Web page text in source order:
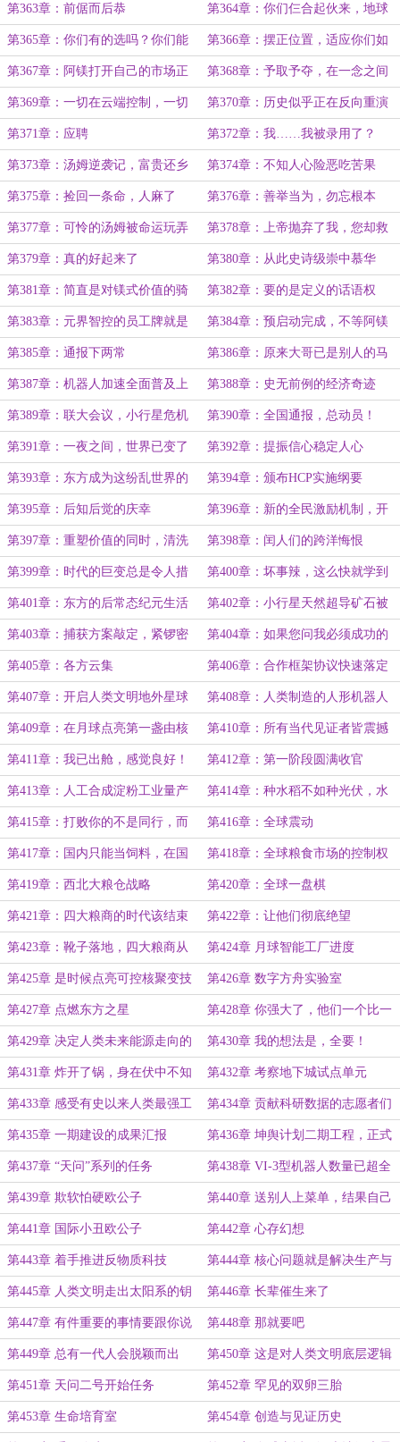
形容 卖了还不知情
第363章：前倨而后恭 第364章：你们仨合起伙来，地球
上谁玩得过你们啊
第365章：你们有的选吗？你们能
不用吗？
第366章：摆正位置，适应你们如
今降级的新生态位
第367章：阿镁打开自己的市场正
式让元界智控准入
第368章：予取予夺，在一念之间
第369章：一切在云端控制，一切
都在算法调度
第370章：历史似乎正在反向重演
第371章：应聘 第372章：我……我被录用了？
第373章：汤姆逆袭记，富贵还乡
阿镁版
第374章：不知人心险恶吃苦果
第375章：捡回一条命，人麻了 第376章：善举当为，勿忘根本
第377章：可怜的汤姆被命运玩弄
于股掌之间
第378章：上帝抛弃了我，您却救
赎了我
第379章：真的好起来了 第380章：从此史诗级崇中慕华
第381章：简直是对镁式价值的骑
脸输出
第382章：要的是定义的话语权
第383章：元界智控的员工牌就是
当地的一份安全声明
第384章：预启动完成，不等阿镁
大鹅了
第385章：通报下两常 第386章：原来大哥已是别人的马
仔和打手了？
第387章：机器人加速全面普及上
岗
第388章：史无前例的经济奇迹
第389章：联大会议，小行星危机
公布
第390章：全国通报，总动员！
第391章：一夜之间，世界已变了
一副模样
第392章：提振信心稳定人心
第393章：东方成为这纷乱世界的
唯一净土
第394章：颁布HCP实施纲要
第395章：后知后觉的庆幸 第396章：新的全民激励机制，开
始高效运转(新年快乐！)
第397章：重塑价值的同时，清洗
历史沉疴
第398章：闰人们的跨洋悔恨
第399章：时代的巨变总是令人措
不及防和意想不到
第400章：坏事辣，这么快就学到
糟粕辣！
第401章：东方的后常态纪元生活 第402章：小行星天然超导矿石被
发现(单章万字爆发)
第403章：捕获方案敲定，紧锣密
鼓推进
第404章：如果您问我必须成功的
决心，那是百分之一百
第405章：各方云集 第406章：合作框架协议快速落定
第407章：开启人类文明地外星球
工业化的新纪元
第408章：人类制造的人形机器人
首次在静海留下脚印
第409章：在月球点亮第一盏由核
能驱动的灯
第410章：所有当代见证者皆震撼
于人类科技发展的迅猛
第411章：我已出舱，感觉良好！ 第412章：第一阶段圆满收官
第413章：人工合成淀粉工业量产
技术突破
第414章：种水稻不如种光伏，水
稻上山不如光伏上山？
第415章：打败你的不是同行，而
是跨界
第416章：全球震动
第417章：国内只能当饲料，在国
外饥荒地就是救命口粮
第418章：全球粮食市场的控制权
和主导权该易主了
第419章：西北大粮仓战略 第420章：全球一盘棋
第421章：四大粮商的时代该结束
了
第422章：让他们彻底绝望
第423章：靴子落地，四大粮商从
此作古
第424章 月球智能工厂进度
第425章 是时候点亮可控核聚变技
术了
第426章 数字方舟实验室
第427章 点燃东方之星 第428章 你强大了，他们一个比一
个谄媚
第429章 决定人类未来能源走向的
会议
第430章 我的想法是，全要！
第431章 炸开了锅，身在伏中不知
福啊
第432章 考察地下城试点单元
第433章 感受有史以来人类最强工
业国的底蕴
第434章 贡献科研数据的志愿者们
第435章 一期建设的成果汇报 第436章 坤舆计划二期工程，正式
启动！
第437章 “天问”系列的任务 第438章 VI-3型机器人数量已超全
国人口总数
第439章 欺软怕硬欧公子 第440章 送别人上菜单，结果自己
也成了菜单
第441章 国际小丑欧公子 第442章 心存幻想
第443章 着手推进反物质科技 第444章 核心问题就是解决生产与
存储
第445章 人类文明走出太阳系的钥
匙
第446章 长辈催生来了
第447章 有件重要的事情要跟你说
说
第448章 那就要吧
第449章 总有一代人会脱颖而出 第450章 这是对人类文明底层逻辑
的重塑
第451章 天问二号开始任务 第452章 罕见的双卵三胎
第453章 生命培育室 第454章 创造与见证历史